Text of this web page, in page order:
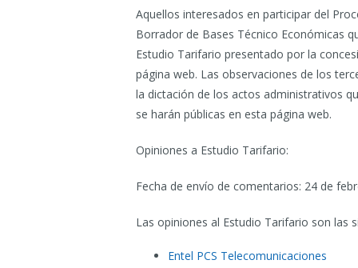
Aquellos interesados en participar del
Borrador de Bases Técnico Económicas
Estudio Tarifario presentado por la
página web. Las observaciones de los
la dictación de los actos administrativos
se harán públicas en esta página web.
Opiniones a Estudio Tarifario:
Fecha de envío de comentarios: 24 de
Las opiniones al Estudio Tarifario son las
Entel PCS Telecomunicaciones